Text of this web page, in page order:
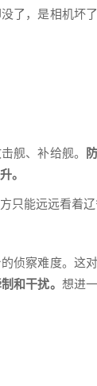
了，是相机坏了
舰、补给舰。
。
能远远看着
侦察难度。这对
和干扰。 想进